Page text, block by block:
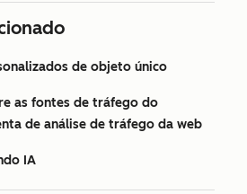
de objeto único
as fontes de tráfego do
de análise de tráfego da web
IA